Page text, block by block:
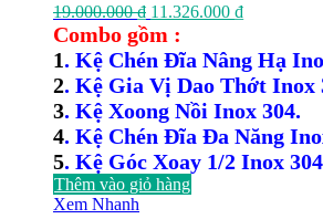
19.000.000₫ Giá
gốc
là:
19.000.000 ₫.
11.326.000 ₫Giá
tại
là:
Combo gồm :
1. Kệ Chén Đĩa Nâng Hạ
2. Kệ Gia Vị Dao Thớt Inox
3. Kệ Xoong Nồi Inox 304.
4. Kệ Chén Đĩa Đa Năng
5. Kệ Góc Xoay 1/2 Inox
Thêm vào giỏ hàng
Xem Nhanh